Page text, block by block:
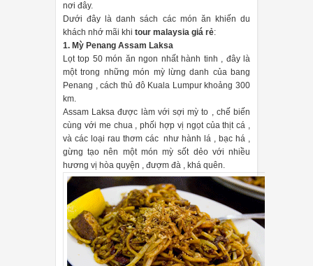
nơi đây.
Dưới đây là danh sách các món ăn khiến du
khách nhớ mãi khi tour malaysia giá rẻ:
1. Mỳ Penang Assam Laksa
Lọt top 50 món ăn ngon nhất hành tinh , đây là
một trong những món mỳ lừng danh của bang
Penang , cách thủ đô Kuala Lumpur khoảng 300
km.
Assam Laksa được làm với sợi mỳ to , chế biến
cùng với me chua , phối hợp vị ngọt của thịt cá ,
và các loại rau thơm các như hành lá , bạc há ,
gừng tạo nên một món mỳ sốt dẻo với nhiều
hương vị hòa quyện , đượm đà , khá quên.